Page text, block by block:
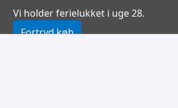
Vi holder ferielukket i uge 28.
Fortryd køb